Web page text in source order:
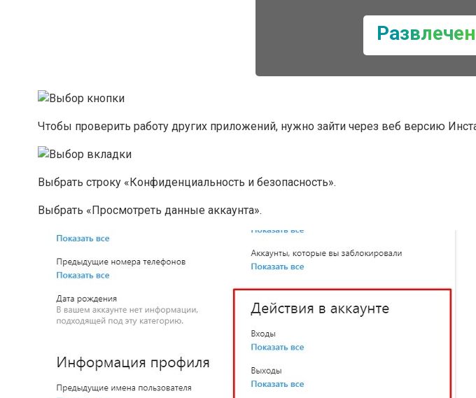
Чтобы проверить работу других приложений, нужно зайти через веб версию
Выбрать строку «Конфиденциальность и безопасность».
Выбрать «Просмотреть данные аккаунта».